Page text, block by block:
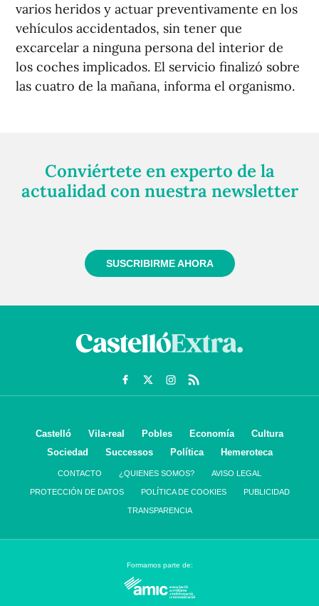
varios heridos y actuar preventivamente en los
vehículos accidentados, sin tener que
excarcelar a ninguna persona del interior de
los coches implicados. El servicio finalizó sobre
las cuatro de la mañana, informa el organismo.
Conviértete en experto de la
actualidad con nuestra newsletter
SUSCRIBIRME AHORA
Castelló Vila-real Pobles Economía
Cultura
Sociedad
Successos Política Hemeroteca
CONTACTO ¿QUIENES SOMOS? AVISO LEGAL
PROTECCIÓN DE DATOS POLÍTICA DE COOKIES PUBLICIDAD
TRANSPARENCIA
Formamos parte de: